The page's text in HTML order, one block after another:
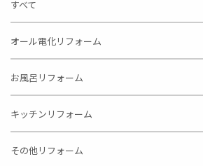
すべて
オール電化リフォーム
お風呂リフォーム
キッチンリフォーム
その他リフォーム